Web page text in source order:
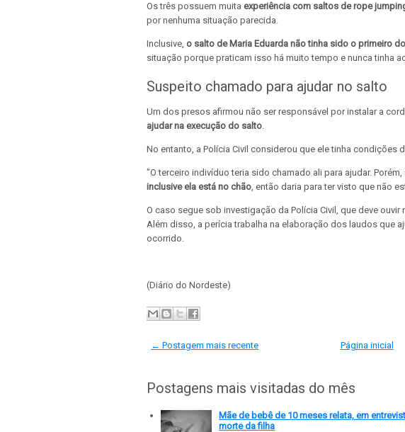
Os três possuem muita experiência com saltos de rope
por nenhuma situação parecida.
Inclusive, o salto de Maria Eduarda não tinha sido o primeiro
situação porque praticam isso há muito tempo e nunca tinha
Suspeito chamado para ajudar no salto
Um dos presos afirmou não ser responsável por instalar a
ajudar na execução do salto.
No entanto, a Polícia Civil considerou que ele tinha condições
"O terceiro indivíduo teria sido chamado ali para ajudar.
inclusive ela está no chão, então daria para ter visto que não
O caso segue sob investigação da Polícia Civil, que deve
Além disso, a perícia trabalha na elaboração dos laudos que
ocorrido.
(Diário do Nordeste)
← Postagem mais recente Página inicial
Postagens mais visitadas do mês
Mãe de bebê de 10 meses relata, em
morte da filha